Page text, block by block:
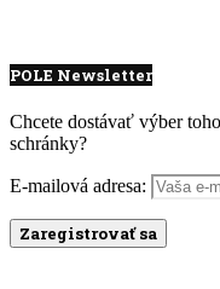
POLE Newsletter
Chcete dostávať výber
schránky?
E-mailová adresa: